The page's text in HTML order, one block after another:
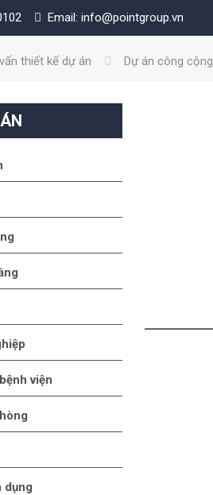
Email: info@pointgroup.vn
thiết kế dự án Dự án công cộng
viện
dụng